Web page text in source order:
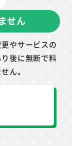
せん
やサービスの
後に無断で料
ん。